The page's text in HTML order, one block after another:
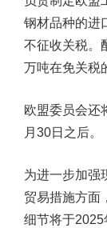
钢材品种的进
不征收关税。
万吨在免关税
欧盟委员会还
月30日之后。
为进一步加强
贸易措施方面
细节将于2025